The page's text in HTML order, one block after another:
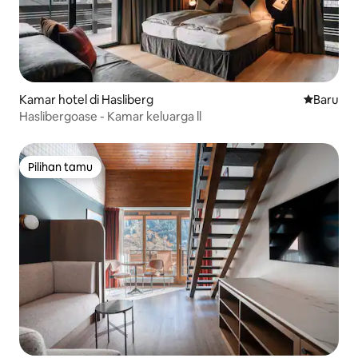
Kamar hotel di Hasliberg Tempat
Baru
Haslibergoase - Kamar keluarga ll
Pilihan tamu
Pilihan tamu